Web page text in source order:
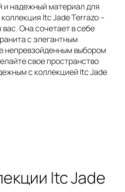
и надежный материал для
Itc Jade Terrazo –
Она сочетает в себе
с элегантным
непревзойденным выбором
свое пространство
с коллекцией Itc Jade
Itc Jade